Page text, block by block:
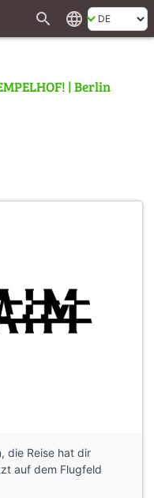
search language
| Berlin
die Reise hat dir
auf dem Flugfeld